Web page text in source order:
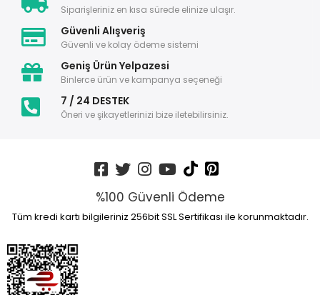
Siparişleriniz en kısa sürede elinize ulaşır.
Güvenli Alışveriş
Güvenli ve kolay ödeme sistemi
Geniş Ürün Yelpazesi
Binlerce ürün ve kampanya seçeneği
7 / 24 DESTEK
Öneri ve şikayetlerinizi bize iletebilirsiniz.
%100 Güvenli Ödeme
Tüm kredi kartı bilgileriniz 256bit SSL Sertifikası ile korunmaktadır.